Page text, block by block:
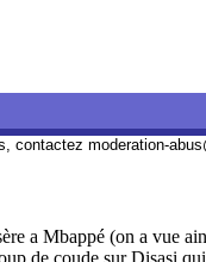
contactez moderation-